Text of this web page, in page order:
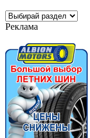
Реклама